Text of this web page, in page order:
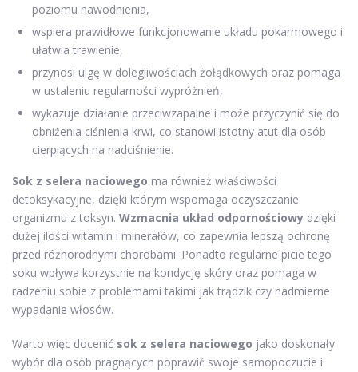
poziomu nawodnienia,
wspiera prawidłowe funkcjonowanie układu pokarmowego i
ułatwia trawienie,
przynosi ulgę w dolegliwościach żołądkowych oraz pomaga
w ustaleniu regularności wypróżnień,
wykazuje działanie przeciwzapalne i może przyczynić się do
obniżenia ciśnienia krwi, co stanowi istotny atut dla osób
cierpiących na nadciśnienie.
Sok z selera naciowego ma również właściwości
detoksykacyjne, dzięki którym wspomaga oczyszczanie
organizmu z toksyn. Wzmacnia układ odpornościowy dzięki
dużej ilości witamin i minerałów, co zapewnia lepszą ochronę
przed różnorodnymi chorobami. Ponadto regularne picie tego
soku wpływa korzystnie na kondycję skóry oraz pomaga w
radzeniu sobie z problemami takimi jak trądzik czy nadmierne
wypadanie włosów.
Warto więc docenić sok z selera naciowego jako doskonały
wybór dla osób pragnących poprawić swoje samopoczucie i